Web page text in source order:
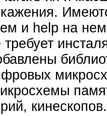
и help на
требует